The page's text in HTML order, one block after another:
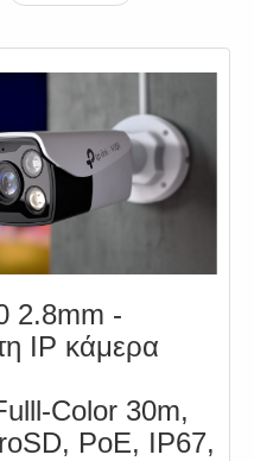
2.8mm -
IP κάμερα
Color 30m,
PoE, IP67,